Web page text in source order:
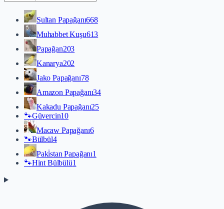
Sultan Papağanı668
Muhabbet Kuşu613
Papağan203
Kanarya202
Jako Papağanı78
Amazon Papağanı34
Kakadu Papağanı25
🐾Güvercin10
Macaw Papağanı6
🐾Bülbül4
Paki̇stan Papağanı1
🐾Hint Bülbülü1